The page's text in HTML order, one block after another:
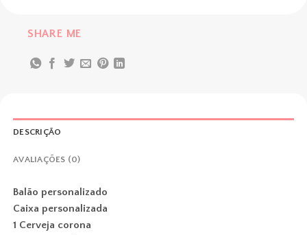
SHARE ME
DESCRIÇÃO
AVALIAÇÕES (0)
Balão personalizado
Caixa personalizada
1 Cerveja corona